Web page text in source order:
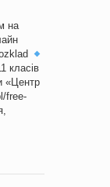
на
класів
«Центр
free-